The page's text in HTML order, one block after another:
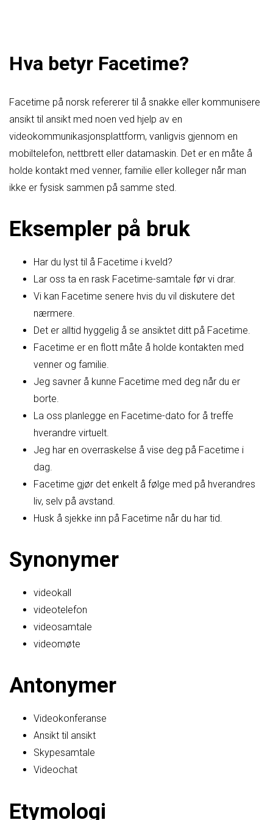
Hva betyr Facetime?
Facetime på norsk refererer til å snakke eller kommunisere
ansikt til ansikt med noen ved hjelp av en
videokommunikasjonsplattform, vanligvis gjennom en
mobiltelefon, nettbrett eller datamaskin. Det er en måte å
holde kontakt med venner, familie eller kolleger når man
ikke er fysisk sammen på samme sted.
Eksempler på bruk
Har du lyst til å Facetime i kveld?
Lar oss ta en rask Facetime-samtale før vi drar.
Vi kan Facetime senere hvis du vil diskutere det
nærmere.
Det er alltid hyggelig å se ansiktet ditt på Facetime.
Facetime er en flott måte å holde kontakten med
venner og familie.
Jeg savner å kunne Facetime med deg når du er
borte.
La oss planlegge en Facetime-dato for å treffe
hverandre virtuelt.
Jeg har en overraskelse å vise deg på Facetime i
dag.
Facetime gjør det enkelt å følge med på hverandres
liv, selv på avstand.
Husk å sjekke inn på Facetime når du har tid.
Synonymer
videokall
videotelefon
videosamtale
videomøte
Antonymer
Videokonferanse
Ansikt til ansikt
Skypesamtale
Videochat
Etymologi